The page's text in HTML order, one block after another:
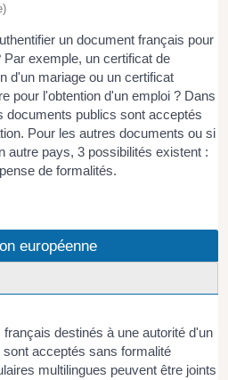
un document français pour
exemple, un certificat de
d'un mariage ou un certificat
pour l'obtention d'un emploi ? Dans
documents publics sont acceptés
Pour les autres documents ou si
autre pays, 3 possibilités existent :
de formalités.
européenne
destinés à une autorité d'un
acceptés sans formalité
multilingues peuvent être joints